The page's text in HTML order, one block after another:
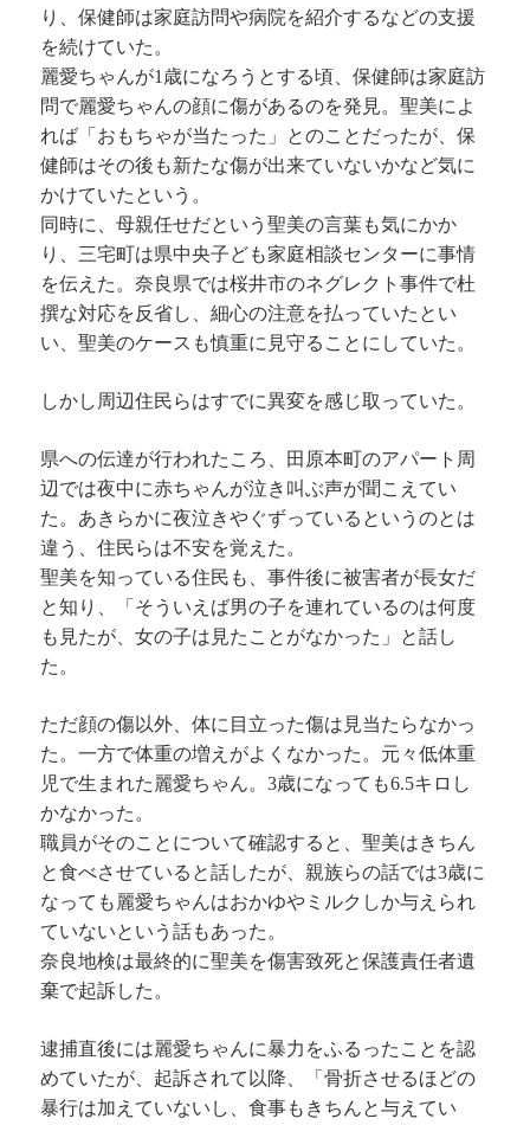
り、保健師は家庭訪問や病院を紹介するなどの支援
を続けていた。
麗愛ちゃんが1歳になろうとする頃、保健師は家庭訪
問で麗愛ちゃんの顔に傷があるのを発見。聖美によ
れば「おもちゃが当たった」とのことだったが、保
健師はその後も新たな傷が出来ていないかなど気に
かけていたという。
同時に、母親任せだという聖美の言葉も気にかか
り、三宅町は県中央子ども家庭相談センターに事情
を伝えた。奈良県では桜井市のネグレクト事件で杜
撰な対応を反省し、細心の注意を払っていたとい
い、聖美のケースも慎重に見守ることにしていた。
しかし周辺住民らはすでに異変を感じ取っていた。
県への伝達が行われたころ、田原本町のアパート周
辺では夜中に赤ちゃんが泣き叫ぶ声が聞こえてい
た。あきらかに夜泣きやぐずっているというのとは
違う、住民らは不安を覚えた。
聖美を知っている住民も、事件後に被害者が長女だ
と知り、「そういえば男の子を連れているのは何度
も見たが、女の子は見たことがなかった」と話し
た。
ただ顔の傷以外、体に目立った傷は見当たらなかっ
た。一方で体重の増えがよくなかった。元々低体重
児で生まれた麗愛ちゃん。3歳になっても6.5キロし
かなかった。
職員がそのことについて確認すると、聖美はきちん
と食べさせていると話したが、親族らの話では3歳に
なっても麗愛ちゃんはおかゆやミルクしか与えられ
ていないという話もあった。
奈良地検は最終的に聖美を傷害致死と保護責任者遺
棄で起訴した。
逮捕直後には麗愛ちゃんに暴力をふるったことを認
めていたが、起訴されて以降、「骨折させるほどの
暴行は加えていないし、食事もきちんと与えてい